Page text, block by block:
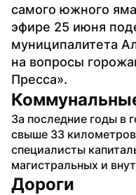
самого южного
эфире 25 июня
муниципалитета
на вопросы
Пресса».
За последние годы в
свыше 33
специалисты
магистральных и
Дороги